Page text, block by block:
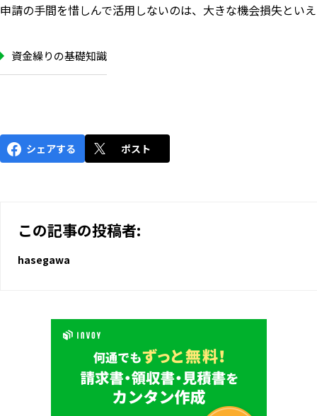
申請の手間を惜しんで活用しないのは、大きな機会損失とい
資金繰りの基礎知識
シェアする ポスト
この記事の投稿者:
hasegawa